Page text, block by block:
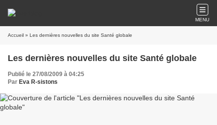
MENU
Accueil » Les dernières nouvelles du site Santé globale
Les dernières nouvelles du site Santé globale
Publié le 27/08/2009 à 04:25
Par Eva R-sistons